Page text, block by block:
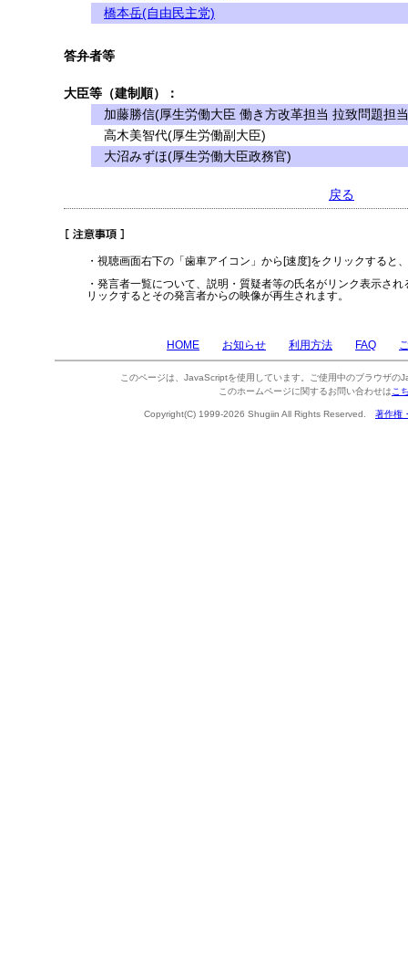
橋本岳(自由民主党)
答弁者等
大臣等（建制順）：
加藤勝信(厚生労働大臣 働き方改革担当 拉致問題担
高木美智代(厚生労働副大臣)
大沼みずほ(厚生労働大臣政務官)
戻る
・視聴画面右下の「歯車アイコン」から[速度]をクリックすると
・発言者一覧について、説明・質疑者等の氏名がリンク表示さ
リックするとその発言者からの映像が再生されます。
HOME お知らせ 利用方法 FAQ
このページは、JavaScriptを使用しています。ご使用中のブラウザの
このホームページに関するお問い合わせは こ
Copyright(C) 1999-2026 Shugiin All Rights Reserved. 著作権